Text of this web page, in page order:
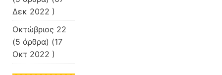
Δεκ 2022 )
Οκτώβριος 22
(5 άρθρα) (17
Οκτ 2022 )